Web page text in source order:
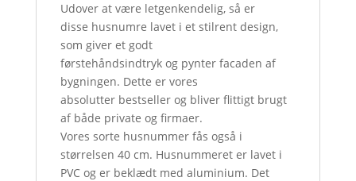
Udover at være letgenkendelig, så er
disse husnumre lavet i et stilrent design,
som giver et godt
førstehåndsindtryk og pynter facaden af
bygningen. Dette er vores
absolutter bestseller og bliver flittigt brugt
af både private og firmaer.
Vores sorte husnummer fås også i
størrelsen 40 cm. Husnummeret er lavet i
PVC og er beklædt med aluminium. Det